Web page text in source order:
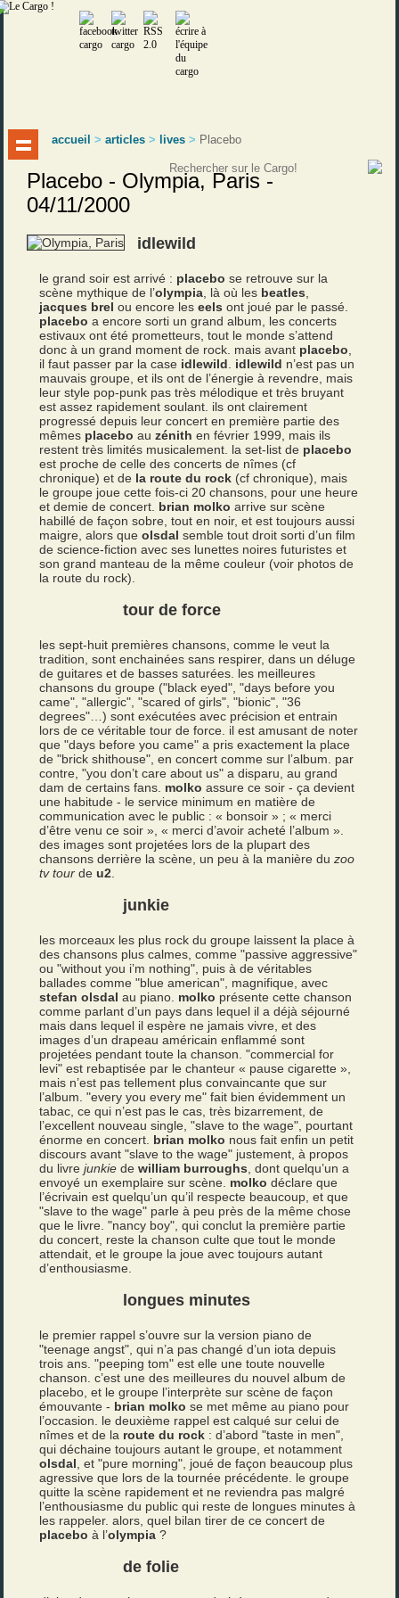
accueil >articles > lives > Placebo
Placebo - Olympia, Paris -
04/11/2000
idlewild
le grand soir est arrivé : placebo se retrouve sur la
scène mythique de l’olympia , là où les beatles
jacques brel ou encore leseels ont joué par le passé.
placebo a encore sorti un grand album, les concerts
estivaux ont été prometteurs, tout le monde s’attend
donc à un grand moment de rock. mais avant placebo
il faut passer par la case idlewild idlewild n’est pas un
mauvais groupe, et ils ont de l’énergie à revendre, mais
leur style pop-punk pas très mélodique et très bruyant
est assez rapidement soulant. ils ont clairement
progressé depuis leur concert en première partie des
mêmes placebo auzénith en février 1999, mais ils
restent très limités musicalement. la set-list de placebo
est proche de celle des concerts de nîmes (cf
chronique) et de la route du rock (cf chronique), mais
le groupe joue cette fois-ci 20 chansons, pour une heure
et demie de concert. brian molko arrive sur scène
habillé de façon sobre, tout en noir, et est toujours aussi
maigre, alors queolsdal semble tout droit sorti d’un film
de science-fiction avec ses lunettes noires futuristes et
son grand manteau de la même couleur (voir photos de
la route du rock).
tour de force
les sept-huit premières chansons, comme le veut la
tradition, sont enchainées sans respirer, dans un déluge
de guitares et de basses saturées. les meilleures
chansons du groupe ("black eyed", "days before you
came", "allergic", "scared of girls", "bionic", "36
degrees"…) sont exécutées avec précision et entrain
lors de ce véritable tour de force. il est amusant de noter
que "days before you came" a pris exactement la place
de "brick shithouse", en concert comme sur l’album. par
contre, "you don’t care about us" a disparu, au grand
dam de certains fans. molko assure ce soir - ça devient
une habitude - le service minimum en matière de
communication avec le public : « bonsoir » ; « merci
d’être venu ce soir », « merci d’avoir acheté l’album ».
des images sont projetées lors de la plupart des
chansons derrière la scène, un peu à la manière duzoo
tv tour deu2
junkie
les morceaux les plus rock du groupe laissent la place à
des chansons plus calmes, comme "passive aggressive"
ou "without you i’m nothing", puis à de véritables
ballades comme "blue american", magnifique, avec
stefan olsdal au piano. molko présente cette chanson
comme parlant d’un pays dans lequel il a déjà séjourné
mais dans lequel il espère ne jamais vivre, et des
images d’un drapeau américain enflammé sont
projetées pendant toute la chanson. "commercial for
levi" est rebaptisée par le chanteur « pause cigarette »,
mais n’est pas tellement plus convaincante que sur
l’album. "every you every me" fait bien évidemment un
tabac, ce qui n’est pas le cas, très bizarrement, de
l’excellent nouveau single, "slave to the wage", pourtant
énorme en concert. brian molko nous fait enfin un petit
discours avant "slave to the wage" justement, à propos
du livrejunkie dewilliam burroughs , dont quelqu’un a
envoyé un exemplaire sur scène. molko déclare que
l’écrivain est quelqu’un qu’il respecte beaucoup, et que
"slave to the wage" parle à peu près de la même chose
que le livre. "nancy boy", qui conclut la première partie
du concert, reste la chanson culte que tout le monde
attendait, et le groupe la joue avec toujours autant
d’enthousiasme.
longues minutes
le premier rappel s’ouvre sur la version piano de
"teenage angst", qui n’a pas changé d’un iota depuis
trois ans. "peeping tom" est elle une toute nouvelle
chanson. c’est une des meilleures du nouvel album de
placebo, et le groupe l’interprète sur scène de façon
émouvante - brian molko se met même au piano pour
l’occasion. le deuxième rappel est calqué sur celui de
nîmes et de la route du rock : d’abord "taste in men",
qui déchaine toujours autant le groupe, et notamment
olsdal , et "pure morning", joué de façon beaucoup plus
agressive que lors de la tournée précédente. le groupe
quitte la scène rapidement et ne reviendra pas malgré
l’enthousiasme du public qui reste de longues minutes à
les rappeler. alors, quel bilan tirer de ce concert de
placebo à l’olympia ?
de folie